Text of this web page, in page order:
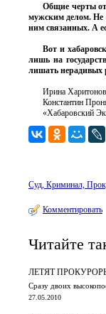
Общие черты
мужским делом. Не
ним связанных. А
Вот и
лишь на
лишать нерадивых
Ирина
Константин
«Хабаровский
Суд, Криминал,
Комментировать
Читайте
ЛЕТЯТ
Сразу двоих
27.05.2010